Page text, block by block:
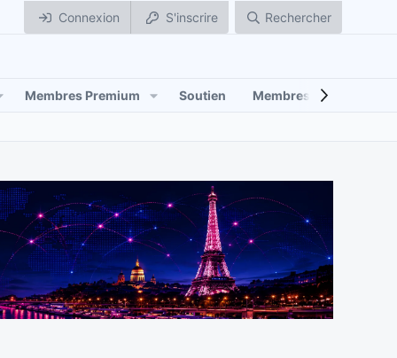
Connexion S'inscrire Rechercher
Membres Premium Soutien Membres